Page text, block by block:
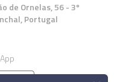
de Ornelas, 56 - 3º
Portugal